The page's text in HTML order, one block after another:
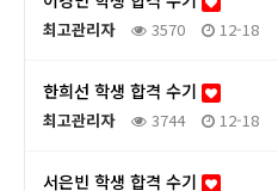
최고관리자 3570 12-18
한희선 학생 합격 수기
최고관리자 3744 12-18
서은빈 학생 합격 수기